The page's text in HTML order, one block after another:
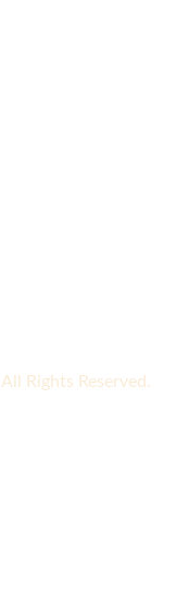
Rights Reserved.